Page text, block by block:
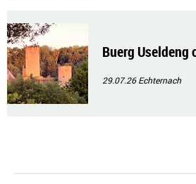
Buerg Useldeng
29.07.26Echternach